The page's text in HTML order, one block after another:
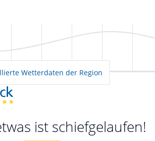
Wetterdaten der Region
ist schiefgelaufen!